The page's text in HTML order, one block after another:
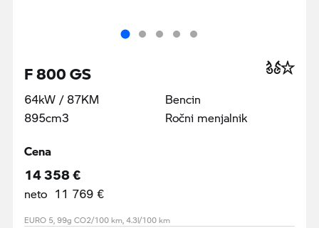
F 800 GS
64kW / 87KM
895cm3
Bencin
Ročni menjalnik
Cena
14 358 €
neto 11 769 €
EURO 5, 99g CO2/100 km, 4.3l/100 km